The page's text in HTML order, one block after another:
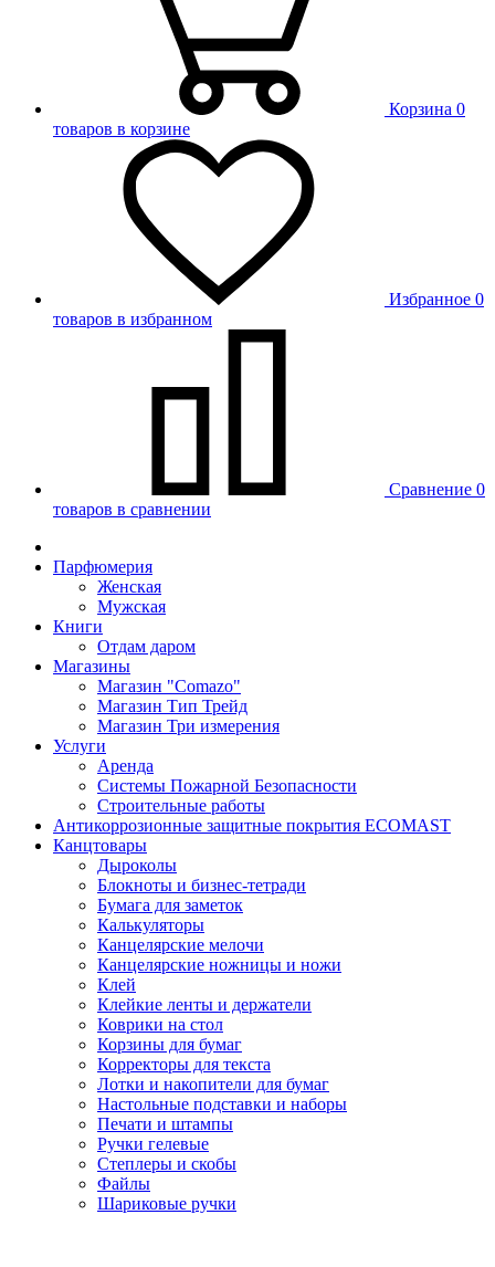
Корзина 0
товаров в корзине
Избранное 0
товаров в избранном
Сравнение 0
товаров в сравнении
Парфюмерия
Женская
Мужская
Книги
Отдам даром
Магазины
Магазин "Comazo"
Магазин Тип Трейд
Магазин Три измерения
Услуги
Аренда
Системы Пожарной Безопасности
Строительные работы
Антикоррозионные защитные покрытия ECOMAST
Канцтовары
Дыроколы
Блокноты и бизнес-тетради
Бумага для заметок
Калькуляторы
Канцелярские мелочи
Канцелярские ножницы и ножи
Клей
Клейкие ленты и держатели
Коврики на стол
Корзины для бумаг
Корректоры для текста
Лотки и накопители для бумаг
Настольные подставки и наборы
Печати и штампы
Ручки гелевые
Степлеры и скобы
Файлы
Шариковые ручки